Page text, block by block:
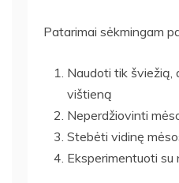
Patarimai sėkmingam
Naudoti tik šviežią,
vištieną
Neperdžiovinti
Stebėti vidinę
Eksperimentuoti su